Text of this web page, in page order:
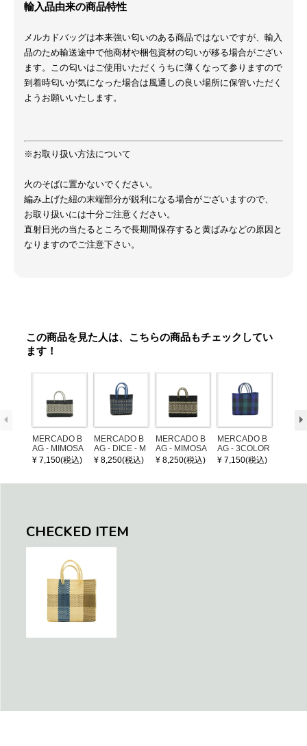
輸入品由来の商品特性
メルカドバッグは本来強い匂いのある商品ではないですが、輸入
品のため輸送途中で他商材や梱包資材の匂いが移る場合がござい
ます。この匂いはご使用いただくうちに薄くなって参りますので
到着時匂いが気になった場合は風通しの良い場所に保管いただく
ようお願いいたします。
※お取り扱い方法について
火のそばに置かないでください。
編み上げた紐の末端部分が鋭利になる場合がございますので、
お取り扱いには十分ご注意ください。
直射日光の当たるところで長期間保存すると黄ばみなどの原因と
なりますのでご注意下さい。
この商品を見た人は、こちらの商品もチェックしてい
ます！
MERCADO B
AG - MIMOSA
- Black / Crea
¥ 7,150(税込)
MERCADO B
AG - DICE - M
OSAIC - Black
¥ 8,250(税込)
MERCADO B
AG - MIMOSA
- Black / Crea
¥ 8,250(税込)
MERCADO B
AG - 3COLOR
S CHECK - Bl
¥ 7,150(税込)
CHECKED ITEM